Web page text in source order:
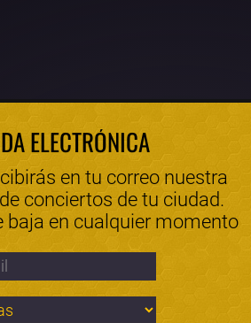
ELECTRÓNICA
en tu correo nuestra
conciertos de tu ciudad.
baja en cualquier momento